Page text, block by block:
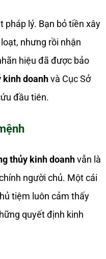
pháp lý. Bạn bỏ tiền xây
nhưng rồi nhận
hiệu đã được bảo
kinh doanhvà Cục Sở
đầu tiên.
thủy kinh doanhvẫn là
người chủ. Một cái
tiệm luôn cảm thấy
quyết định kinh